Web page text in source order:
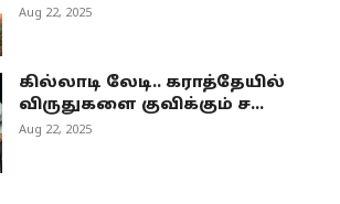
Aug 22, 2025
கில்லாடி லேடி.. கராத்தேயில்
விருதுகளை குவிக்கும் ச...
Aug 22, 2025